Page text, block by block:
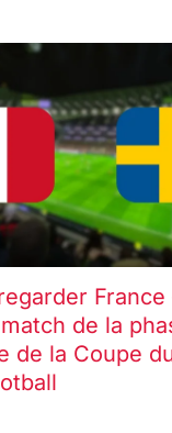
France
de la
de la Coupe